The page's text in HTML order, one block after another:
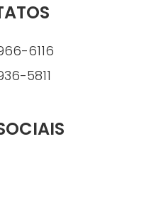
6116
5811